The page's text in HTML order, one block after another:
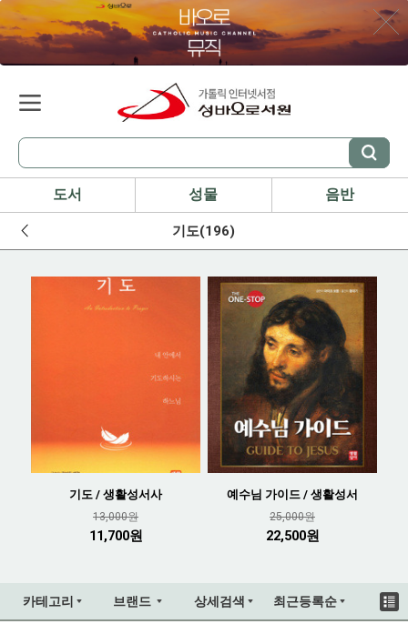
도서 성물 음반
기도(196)
기도 / 생활성서사
13,000원
11,700원
예수님 가이드 / 생활성서
25,000원
22,500원
카테고리 브랜드 상세검색 최근등록순